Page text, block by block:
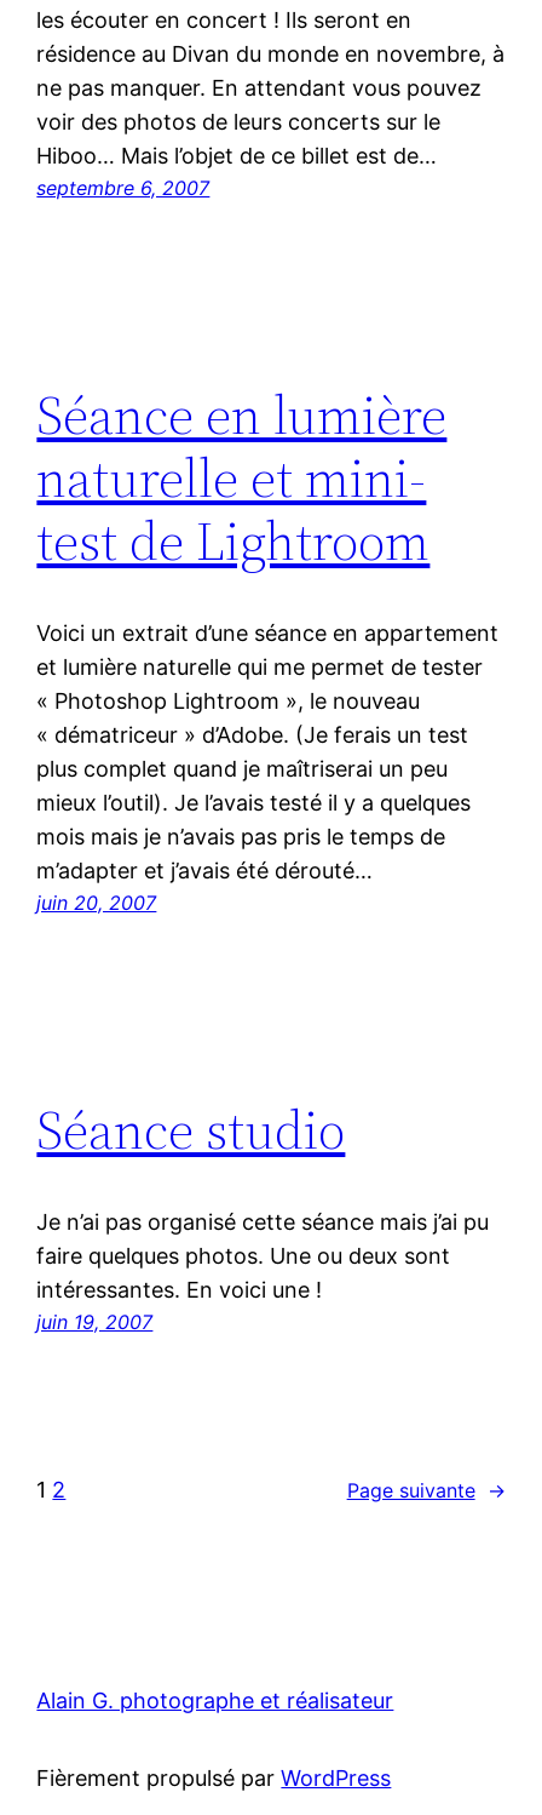
les écouter en concert ! Ils seront en
résidence au Divan du monde en novembre, à
ne pas manquer. En attendant vous pouvez
voir des photos de leurs concerts sur le
Hiboo… Mais l’objet de ce billet est de…
septembre 6, 2007
Séance en lumière
naturelle et mini-
test de Lightroom
Voici un extrait d’une séance en appartement
et lumière naturelle qui me permet de tester
« Photoshop Lightroom », le nouveau
« dématriceur » d’Adobe. (Je ferais un test
plus complet quand je maîtriserai un peu
mieux l’outil). Je l’avais testé il y a quelques
mois mais je n’avais pas pris le temps de
m’adapter et j’avais été dérouté…
juin 20, 2007
Séance studio
Je n’ai pas organisé cette séance mais j’ai pu
faire quelques photos. Une ou deux sont
intéressantes. En voici une !
juin 19, 2007
1 2 Page suivante →
Alain G. photographe et réalisateur
Fièrement propulsé parWordPress